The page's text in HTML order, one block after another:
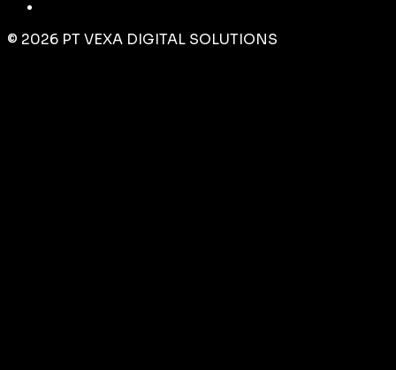
© 2026 PT VEXA DIGITAL SOLUTIONS